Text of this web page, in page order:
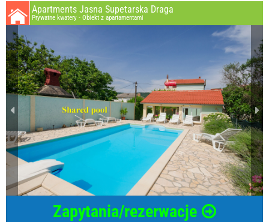
Apartments Jasna Supetarska Draga
Prywatne kwatery - Obiekt z apartamentami
Zapytania/rezerwacje